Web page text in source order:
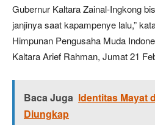
Gubernur Kaltara Zainal-Ingkong
janjinya saat kapampenye lalu,”
Himpunan Pengusaha Muda
Kaltara Arief Rahman, Jumat 21
Baca Juga Identitas Mayat
Diungkap